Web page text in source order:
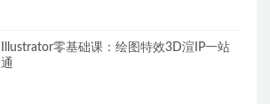
Illustrator零基础课：绘图特效3D渲IP一站
通